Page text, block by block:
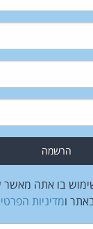
בו אתה
ומדיניות